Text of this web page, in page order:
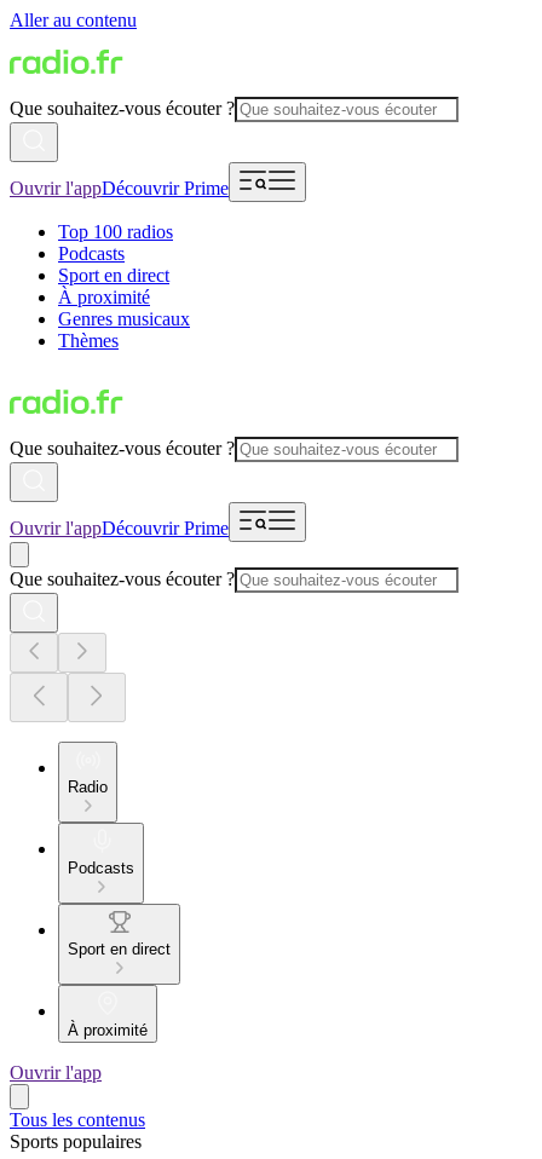
Aller au contenu
Que souhaitez-vous écouter ?
Ouvrir l'appDécouvrir Prime
Top 100 radios
Podcasts
Sport en direct
À proximité
Genres musicaux
Thèmes
Que souhaitez-vous écouter ?
Ouvrir l'appDécouvrir Prime
Que souhaitez-vous écouter ?
Radio
Podcasts
Sport en direct
À proximité
Ouvrir l'app
Tous les contenus
Sports populaires